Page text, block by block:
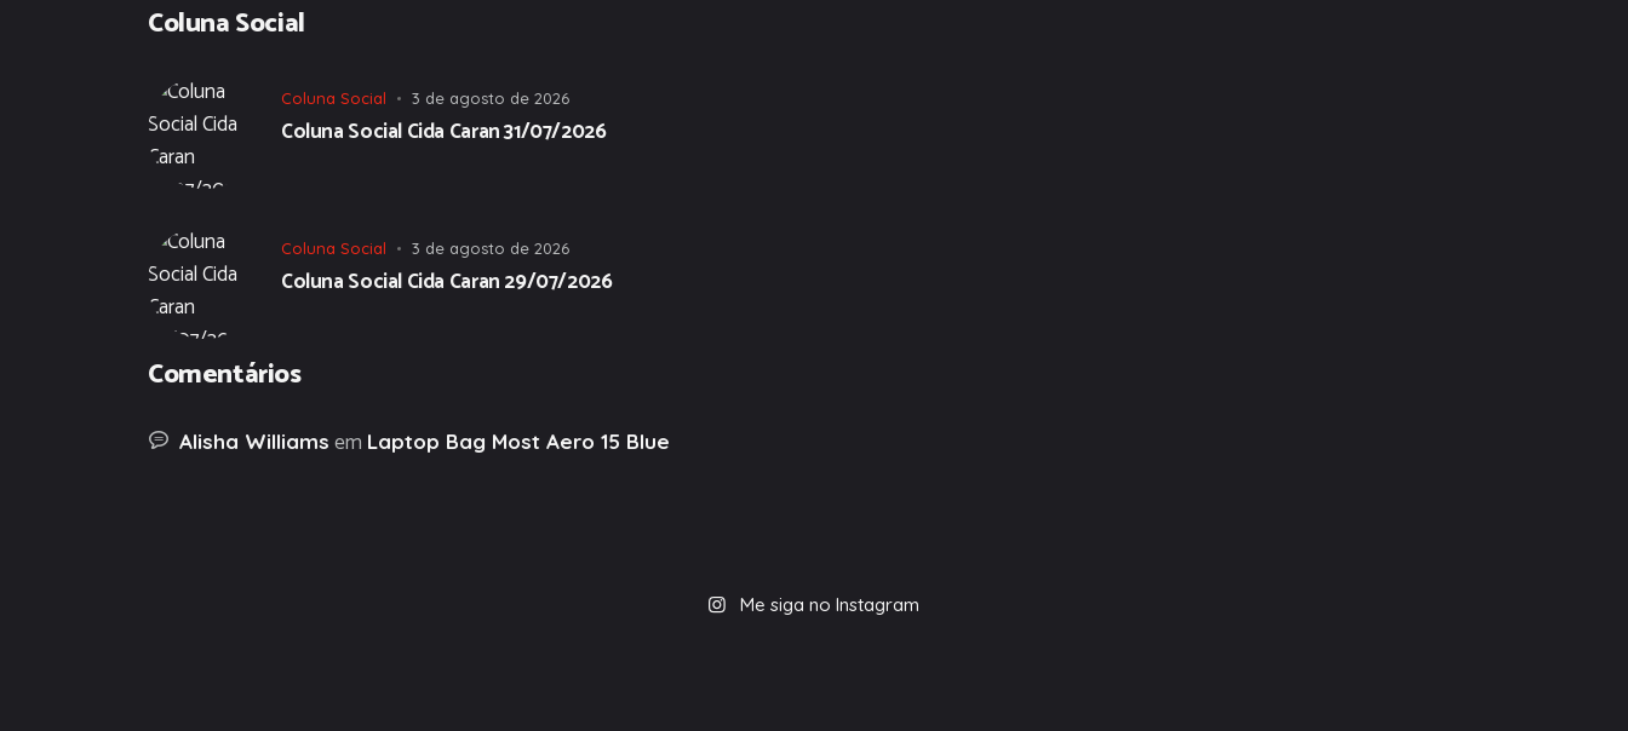
Coluna Social
Coluna Social 3 de agosto de 2026
Coluna Social Cida Caran 31/07/2026
Coluna Social 3 de agosto de 2026
Coluna Social Cida Caran 29/07/2026
Comentários
Alisha Williams em Laptop Bag Most Aero 15 Blue
Me siga no Instagram